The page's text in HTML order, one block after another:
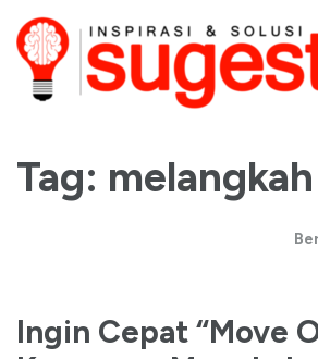
Lompat
ke
konten
Enter)
dan Solusi
Tag: melangkah
Ingin Cepat “Move